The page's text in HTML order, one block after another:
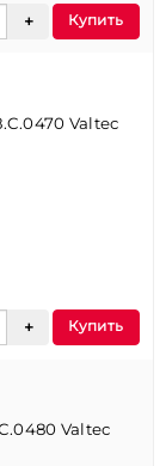
Купить
Valtec
Купить
Valtec